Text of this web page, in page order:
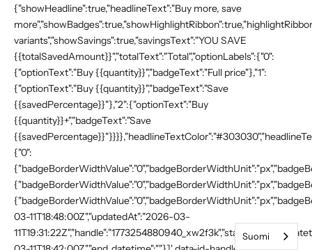
{"showHeadline":true,"headlineText":"Buy more, save
variants","showSavings":true,"savingsText":"YOU SAVE
{{totalSavedAmount}}","totalText":"Total","optionLabels":{"0":
{"optionText":"Buy {{quantity}}","badgeText":"Full price"},"1":
{"optionText":"Buy {{quantity}}","badgeText":"Save
{{savedPercentage}}"},"2":{"optionText":"Buy
{{quantity}}+","badgeText":"Save
{"0":
03-11T18:48:00Z","updatedAt":"2026-03-
Suomi